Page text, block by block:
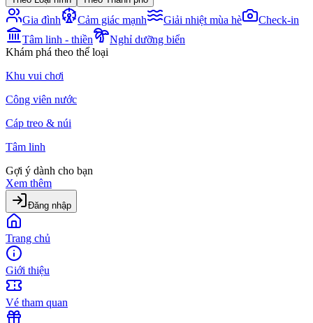
Gia đình Cảm giác mạnh Giải nhiệt mùa hè
Check-in
Tâm linh - thiền
Nghỉ dưỡng biển
Khám phá theo thể loại
Khu vui chơi
Công viên nước
Cáp treo & núi
Tâm linh
Gợi ý dành cho bạn
Xem thêm
Đăng nhập
Trang chủ
Giới thiệu
Vé tham quan